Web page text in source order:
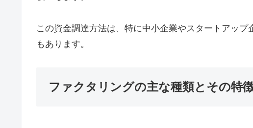
この資金調達方法は、特に中小企業やスタートアッ
もあります。
ファクタリングの主な種類とその特